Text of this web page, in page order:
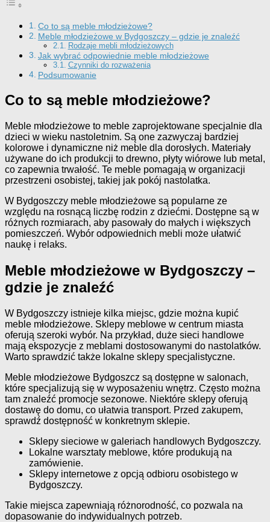
Co to są meble młodzieżowe?
Meble młodzieżowe w Bydgoszczy – gdzie je znaleźć
Rodzaje mebli młodzieżowych
Jak wybrać odpowiednie meble młodzieżowe
Czynniki do rozważenia
Podsumowanie
Co to są meble młodzieżowe?
Meble młodzieżowe to meble zaprojektowane specjalnie dla
dzieci w wieku nastoletnim. Są one zazwyczaj bardziej
kolorowe i dynamiczne niż meble dla dorosłych. Materiały
używane do ich produkcji to drewno, płyty wiórowe lub metal,
co zapewnia trwałość. Te meble pomagają w organizacji
przestrzeni osobistej, takiej jak pokój nastolatka.
W Bydgoszczy meble młodzieżowe są popularne ze
względu na rosnącą liczbę rodzin z dziećmi. Dostępne są w
różnych rozmiarach, aby pasowały do małych i większych
pomieszczeń. Wybór odpowiednich mebli może ułatwić
naukę i relaks.
Meble młodzieżowe w Bydgoszczy –
gdzie je znaleźć
W Bydgoszczy istnieje kilka miejsc, gdzie można kupić
meble młodzieżowe. Sklepy meblowe w centrum miasta
oferują szeroki wybór. Na przykład, duże sieci handlowe
mają ekspozycje z meblami dostosowanymi do nastolatków.
Warto sprawdzić także lokalne sklepy specjalistyczne.
Meble młodzieżowe Bydgoszcz są dostępne w salonach,
które specjalizują się w wyposażeniu wnętrz. Często można
tam znaleźć promocje sezonowe. Niektóre sklepy oferują
dostawę do domu, co ułatwia transport. Przed zakupem,
sprawdź dostępność w konkretnym sklepie.
Sklepy sieciowe w galeriach handlowych Bydgoszczy.
Lokalne warsztaty meblowe, które produkują na
zamówienie.
Sklepy internetowe z opcją odbioru osobistego w
Bydgoszczy.
Takie miejsca zapewniają różnorodność, co pozwala na
dopasowanie do indywidualnych potrzeb.